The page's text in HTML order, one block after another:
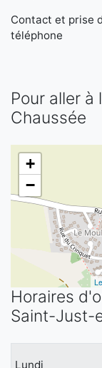
Contact et prise
téléphone
Pour aller
Chaussée
+
−
Horaires
Saint-Just-
Lundi